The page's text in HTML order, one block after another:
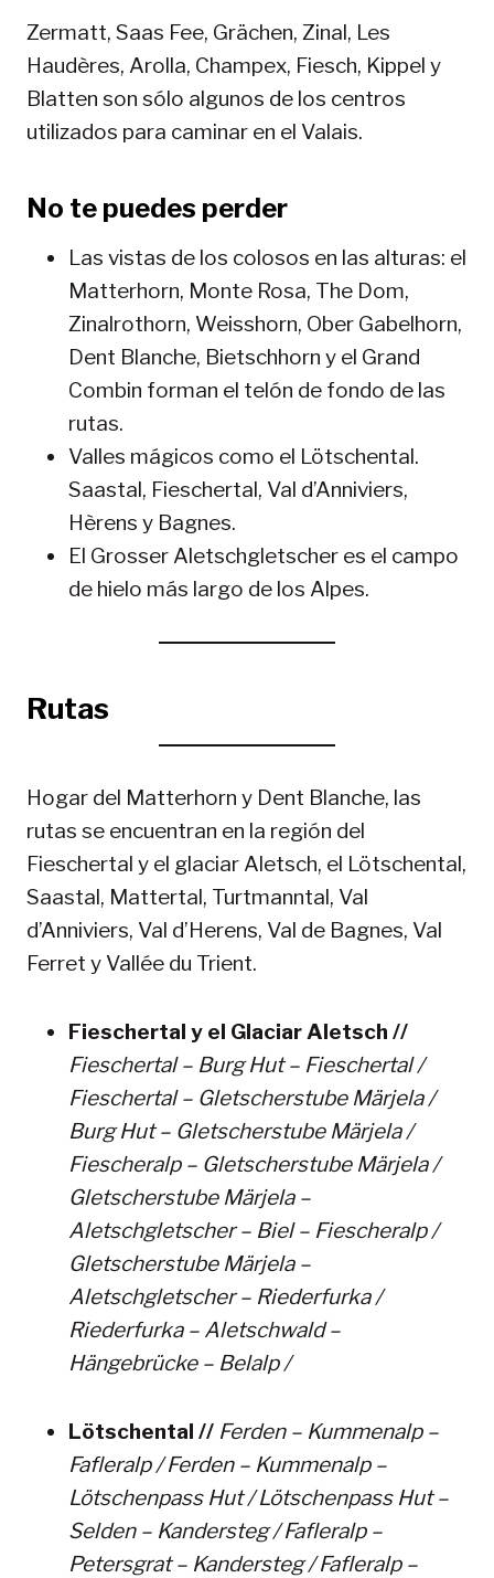
Zermatt, Saas Fee, Grächen, Zinal, Les
Haudères, Arolla, Champex, Fiesch, Kippel y
Blatten son sólo algunos de los centros
utilizados para caminar en el Valais.
No te puedes perder
Las vistas de los colosos en las alturas: el
Matterhorn, Monte Rosa, The Dom,
Zinalrothorn, Weisshorn, Ober Gabelhorn,
Dent Blanche, Bietschhorn y el Grand
Combin forman el telón de fondo de las
rutas.
Valles mágicos como el Lötschental.
Saastal, Fieschertal, Val d’Anniviers,
Hèrens y Bagnes.
El Grosser Aletschgletscher es el campo
de hielo más largo de los Alpes.
Rutas
Hogar del Matterhorn y Dent Blanche, las
rutas se encuentran en la región del
Fieschertal y el glaciar Aletsch, el Lötschental,
Saastal, Mattertal, Turtmanntal, Val
d’Anniviers, Val d’Herens, Val de Bagnes, Val
Ferret y Vallée du Trient.
Fieschertal y el Glaciar Aletsch //
Fieschertal – Burg Hut – Fieschertal /
Fieschertal – Gletscherstube Märjela /
Burg Hut – Gletscherstube Märjela /
Fiescheralp – Gletscherstube Märjela /
Gletscherstube Märjela –
Aletschgletscher – Biel – Fiescheralp /
Gletscherstube Märjela –
Aletschgletscher – Riederfurka /
Riederfurka – Aletschwald –
Hängebrücke – Belalp /
Lötschental // Ferden – Kummenalp –
Fafleralp / Ferden – Kummenalp –
Lötschenpass Hut / Lötschenpass Hut –
Selden – Kandersteg / Fafleralp –
Petersgrat – Kandersteg / Fafleralp –